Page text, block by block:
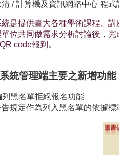
/ 計算機及資訊網路中心 程式
是提供臺大各種學術課程、
位共同做需求分析討論後，
code報到。
統管理端主要之新增功能
列黑名單拒絕報名功能
規定作為列入黑名單的依據